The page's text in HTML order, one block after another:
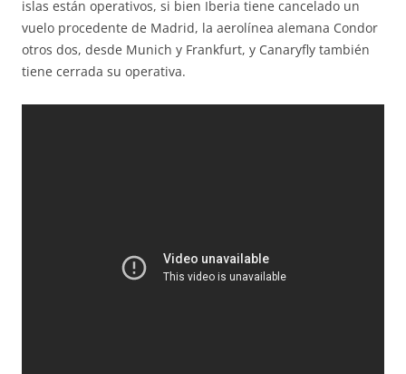
islas están operativos, si bien Iberia tiene cancelado un
vuelo procedente de Madrid, la aerolínea alemana Condor
otros dos, desde Munich y Frankfurt, y Canaryfly también
tiene cerrada su operativa.